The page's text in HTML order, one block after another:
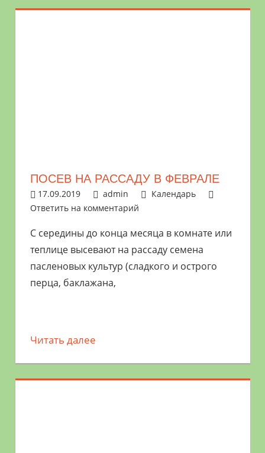
ПОСЕВ НА РАССАДУ В ФЕВРАЛЕ
17.09.2019 admin
Календарь
Ответить на комментарий
С середины до конца месяца в комнате или
теплице высевают на рассаду семена
пасленовых культур (сладкого и острого
перца, баклажана,
Читать далее